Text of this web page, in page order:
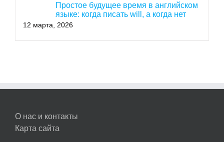
Простое будущее время в английском
языке: когда писать will, а когда нет
12 марта, 2026
О нас и контакты
Карта сайта